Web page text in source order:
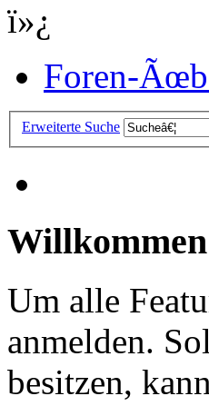
ï»¿
Foren-
Erweiterte Suche
Um alle
anmelden.
besitzen,